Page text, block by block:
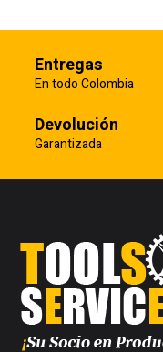
Entregas
En todo Colombia
Devolución
Garantizada